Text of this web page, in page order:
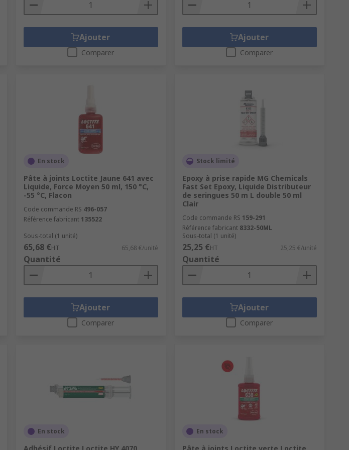
Ajouter
Comparer
Ajouter
Comparer
En stock
Pâte à joints Loctite Jaune 641 avec
Liquide, Force Moyen 50 ml, 150 °C,
-55 °C, Flacon
Code commande RS 496-057
Référence fabricant 135522
Sous-total (1 unité)
65,68 €HT 65,68 €/unité
Quantité
Ajouter
Comparer
Stock limité
Epoxy à prise rapide MG Chemicals
Fast Set Epoxy, Liquide Distributeur
de seringues 50 m L double 50 ml
Clair
Code commande RS 159-291
Référence fabricant 8332-50ML
Sous-total (1 unité)
25,25 €HT 25,25 €/unité
Quantité
Ajouter
Comparer
En stock En stock